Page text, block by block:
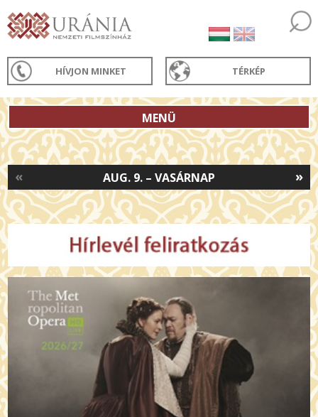
HÍVJON MINKET TÉRKÉP
MENÜ
»
AUG. 9. – VASÁRNAP
«